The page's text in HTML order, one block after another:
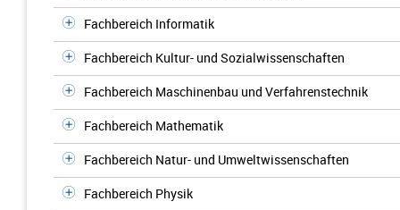
Fachbereich Informatik
Fachbereich Kultur- und Sozialwissenschaften
Fachbereich Maschinenbau und Verfahrenstechnik
Fachbereich Mathematik
Fachbereich Natur- und Umweltwissenschaften
Fachbereich Physik